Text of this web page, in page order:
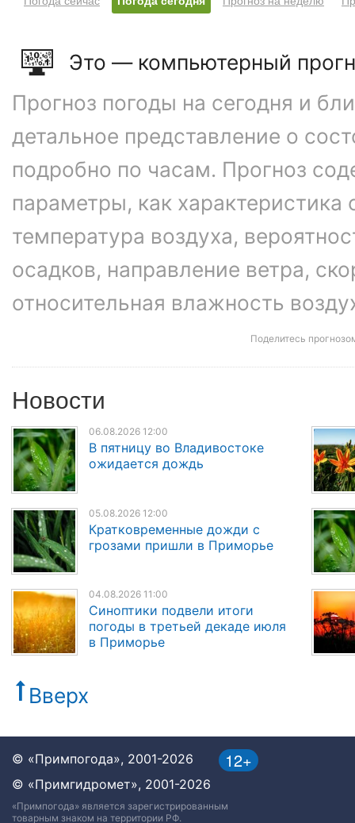
Это — компьютерный
Прогноз погоды на сегодня и
детальное представление о
подробно по часам. Прогноз
параметры, как характеристика
температура воздуха,
осадков, направление ветра,
относительная влажность
Поделитесь
Новости
06.08.2026 12:00
В пятницу во Владивостоке
ожидается дождь
05.08.2026 12:00
Кратковременные дожди с
грозами пришли в Приморье
04.08.2026 11:00
Синоптики подвели итоги
погоды в третьей декаде июля
в Приморье
Вверх
12+
© «Примпогода», 2001-2026
© «Примгидромет», 2001-2026
«Примпогода» является зарегистрированным
товарным знаком на территории РФ.